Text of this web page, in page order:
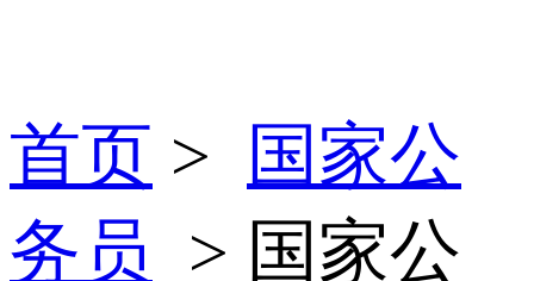
首页 >
国家公
务员
> 国家公